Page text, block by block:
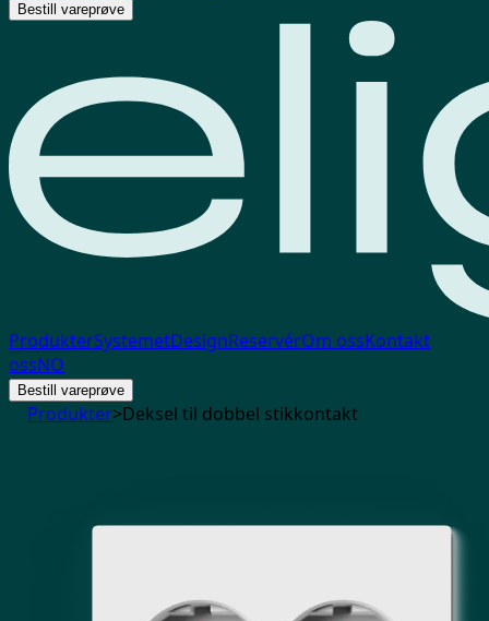
Bestill vareprøve
ProdukterSystemetDesignReservérOm ossKontakt
ossNO
Bestill vareprøve
Produkter>Deksel til dobbel stikkontakt